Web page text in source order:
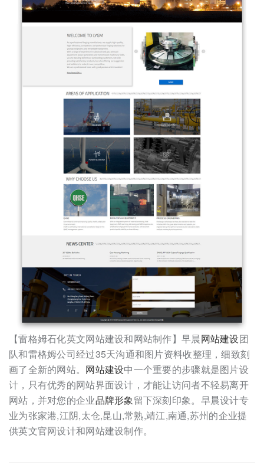
【雷格姆石化英文网站建设和网站制作】早晨网站建设团
队和雷格姆公司经过35天沟通和图片资料收整理，细致刻
画了全新的网站。 网站建设中一个重要的步骤就是图片设
计，只有优秀的网站界面设计，才能让访问者不轻易离开
网站，并对您的企业品牌形象留下深刻印象。早晨设计专
业为张家港,江阴,太仓,昆山,常熟,靖江,南通,苏州的企业提
供英文官网设计和网站建设制作。